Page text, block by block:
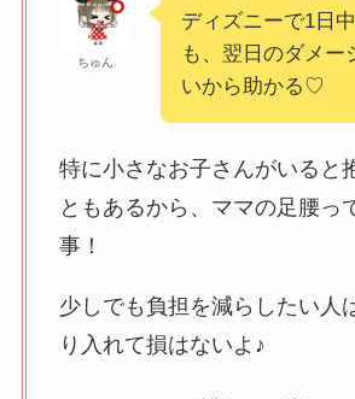
ちゅん
ディズニーで1日
も、翌日のダメー
いから助かる♡
特に小さなお子さんがいると
ともあるから、ママの足腰っ
事！
少しでも負担を減らしたい人
り入れて損はないよ♪